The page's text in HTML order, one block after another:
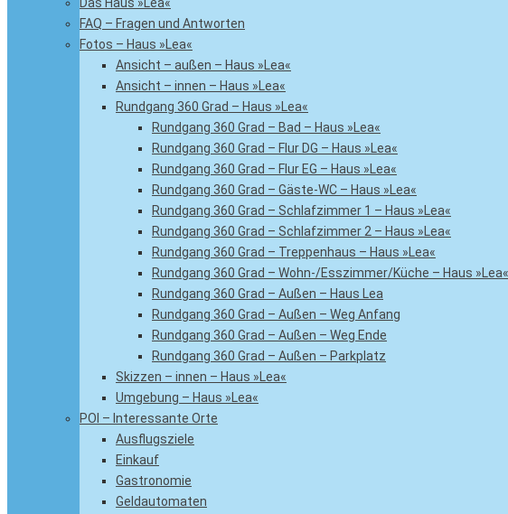
FAQ – Fragen und Antworten
Fotos – Haus »Lea«
Ansicht – außen – Haus »Lea«
Ansicht – innen – Haus »Lea«
Rundgang 360 Grad – Haus »Lea«
Rundgang 360 Grad – Bad – Haus »Lea«
Rundgang 360 Grad – Flur DG – Haus »Lea«
Rundgang 360 Grad – Flur EG – Haus »Lea«
Rundgang 360 Grad – Gäste-WC – Haus »Lea«
Rundgang 360 Grad – Schlafzimmer 1 – Haus »Lea«
Rundgang 360 Grad – Schlafzimmer 2 – Haus »Lea«
Rundgang 360 Grad – Treppenhaus – Haus »Lea«
Rundgang 360 Grad – Wohn-/Esszimmer/Küche – Haus »Lea«
Rundgang 360 Grad – Außen – Haus Lea
Rundgang 360 Grad – Außen – Weg Anfang
Rundgang 360 Grad – Außen – Weg Ende
Rundgang 360 Grad – Außen – Parkplatz
Skizzen – innen – Haus »Lea«
Umgebung – Haus »Lea«
POI – Interessante Orte
Ausflugsziele
Einkauf
Gastronomie
Geldautomaten